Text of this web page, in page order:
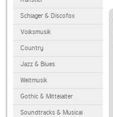
Schlager & Discofox
Volksmusik
Country
Jazz & Blues
Weltmusik
Gothic & Mittelalter
Soundtracks & Musical